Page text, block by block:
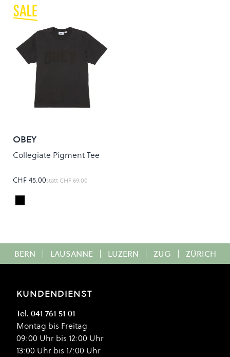
OBEY
Collegiate Pigment Tee
CHF 45.00statt CHF 69.00
Colour
PIGMENT STRETCH LIMO
BERN | LAUSANNE | LUZERN | ZUG | ZÜRICH
KUNDENDIENST
Tel. 041 761 51 01
Montag bis Freitag
09:00 Uhr bis 12:00 Uhr
13:00 Uhr bis 17:00 Uhr